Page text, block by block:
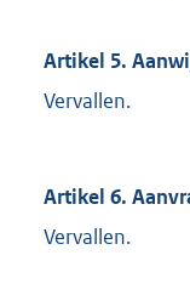
Artikel 5.
Vervallen.
Artikel 6.
Vervallen.